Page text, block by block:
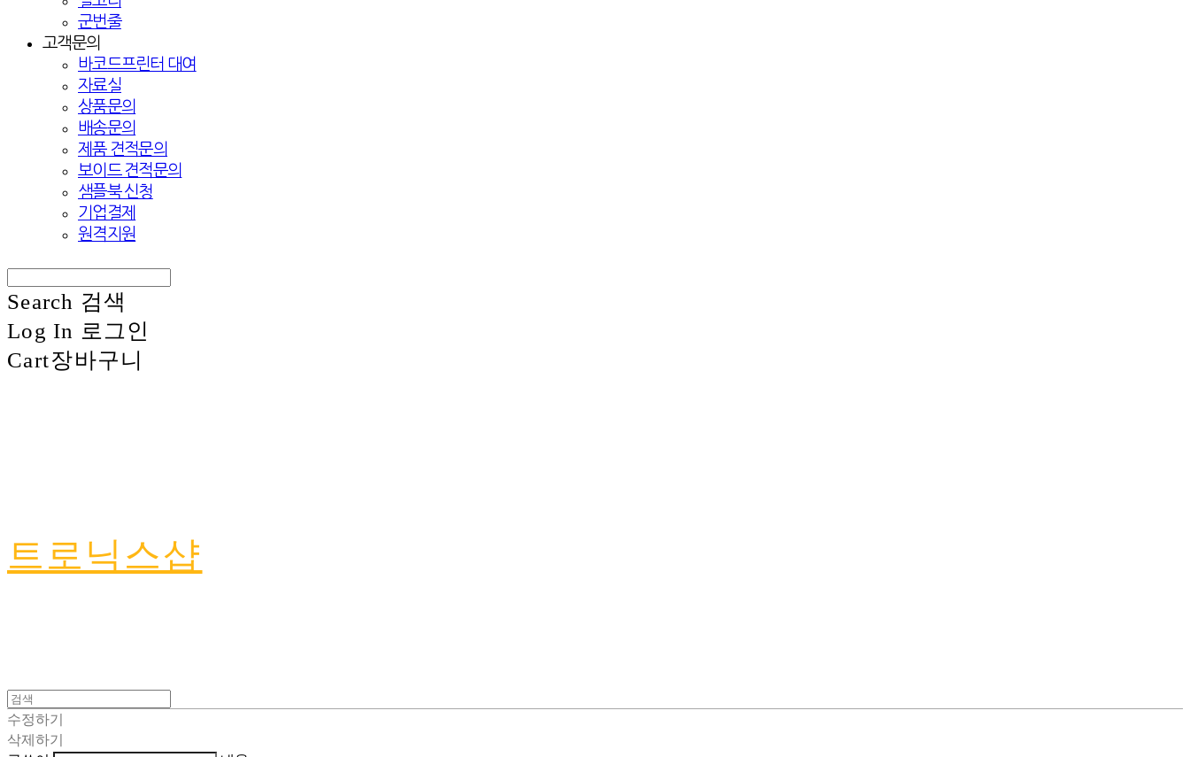
군번줄
고객문의
바코드프린터 대여
자료실
상품문의
배송문의
제품 견적문의
보이드 견적문의
샘플북 신청
기업결제
원격지원
Search 검색
Log In 로그인
Cart장바구니
트로닉스샵
수정하기
삭제하기